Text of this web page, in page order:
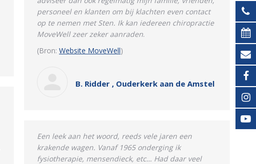
personeel en klanten om bij klachten even contact
op te nemen met Sten. Ik kan iedereen chiropractie
MoveWell zeer zeker aanraden.
(Bron: Website MoveWell)
B. Ridder , Ouderkerk aan de Amstel
Een leek aan het woord, reeds vele jaren een
krakende wagen. Vanaf 1965 onderging ik
fysiotherapie, mensendieck, etc… Had daar veel